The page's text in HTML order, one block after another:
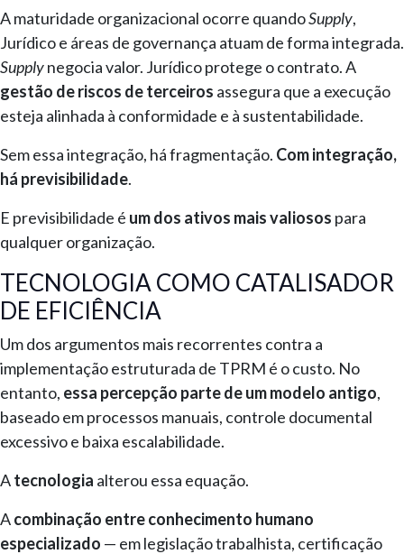
A maturidade organizacional ocorre quandoSupply,
Jurídico e áreas de governança atuam de forma integrada.
Supplynegocia valor. Jurídico protege o contrato. A
gestão de riscos de terceiros assegura que a execução
esteja alinhada à conformidade e à sustentabilidade.
Sem essa integração, há fragmentação. Com integração,
há previsibilidade.
E previsibilidade é um dos ativos mais valiosos para
qualquer organização.
TECNOLOGIA COMO CATALISADOR
DE EFICIÊNCIA
Um dos argumentos mais recorrentes contra a
implementação estruturada de TPRM é o custo. No
entanto, essa percepção parte de um modelo antigo,
baseado em processos manuais, controle documental
excessivo e baixa escalabilidade.
Atecnologia alterou essa equação.
Acombinação entre conhecimento humano
especializado — em legislação trabalhista, certificação